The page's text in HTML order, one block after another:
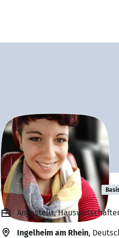
Chantal Bischel
Angestellt,
Ingelheim am Rhein,